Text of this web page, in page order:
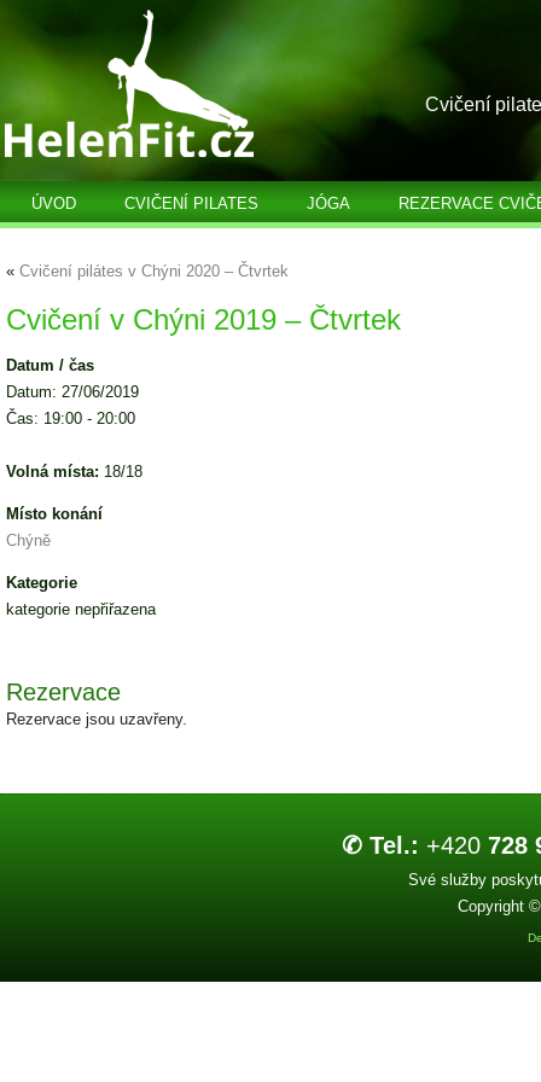
Cvičení
ÚVOD CVIČENÍ PILATES JÓGA REZERVACE
« Cvičení pilátes v Chýni 2020 – Čtvrtek
Cvičení v Chýni 2019 – Čtvrtek
Datum / čas
Datum: 27/06/2019
Čas: 19:00 - 20:00
Volná místa: 18/18
Místo konání
Chýně
Kategorie
kategorie nepřiřazena
Rezervace
Rezervace jsou uzavřeny.
✆ Tel.: +420 728
Své služby
Copyright